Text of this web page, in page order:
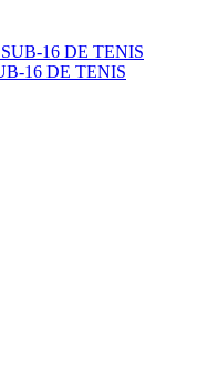
16 DE TENIS